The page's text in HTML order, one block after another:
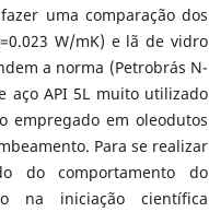
uma comparação dos
W/mK) e lã de vidro
a norma (Petrobrás N-
aço API 5L muito utilizado
empregado em oleodutos
Para se realizar
do comportamento do
na iniciação científica